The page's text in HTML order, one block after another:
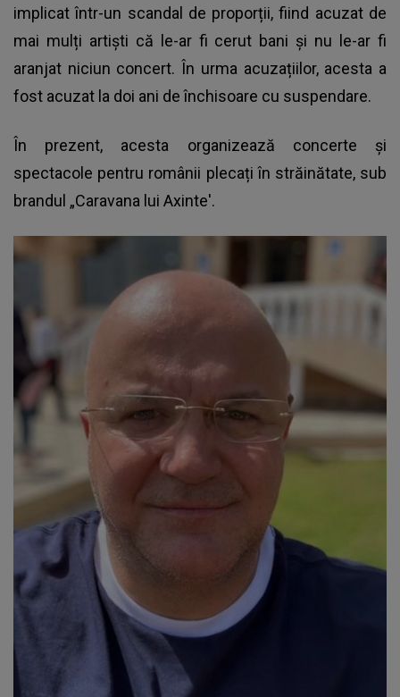
implicat într-un scandal de proporții, fiind acuzat de
mai mulți artiști că le-ar fi cerut bani și nu le-ar fi
aranjat niciun concert. În urma acuzațiilor, acesta a
fost acuzat la doi ani de închisoare cu suspendare.
În prezent, acesta organizează concerte și
spectacole pentru românii plecați în străinătate, sub
brandul „Caravana lui Axinte'.